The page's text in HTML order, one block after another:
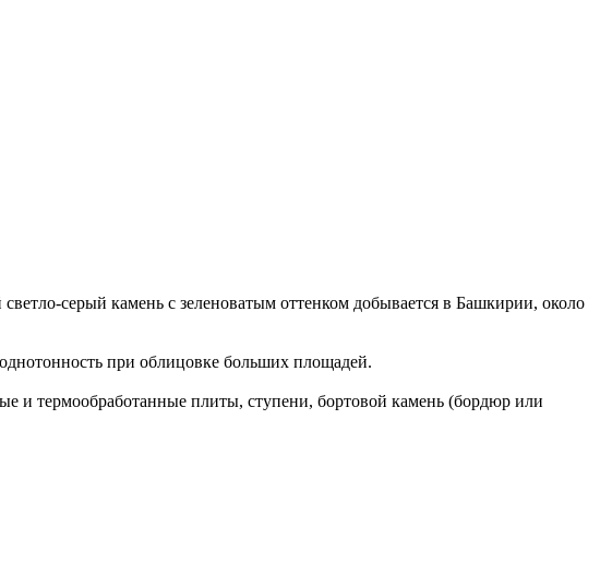
серый камень с зеленоватым оттенком добывается в Башкирии, около
при облицовке больших площадей.
и термообработанные плиты, ступени, бортовой камень (бордюр или